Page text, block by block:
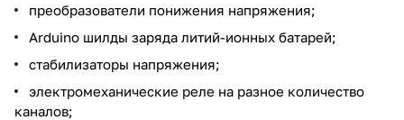
преобразователи понижения напряжения;
Arduino шилды заряда литий-ионных батарей;
стабилизаторы напряжения;
электромеханические реле на разное количество
каналов;